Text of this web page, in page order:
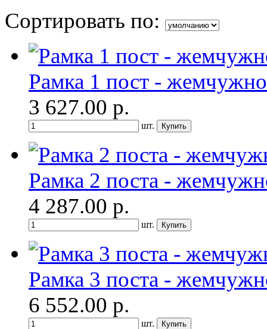
Сортировать по:
Рамка 1 пост -
3 627.00 р.
шт.
Рамка 2 поста -
4 287.00 р.
шт.
Рамка 3 поста -
6 552.00 р.
шт.